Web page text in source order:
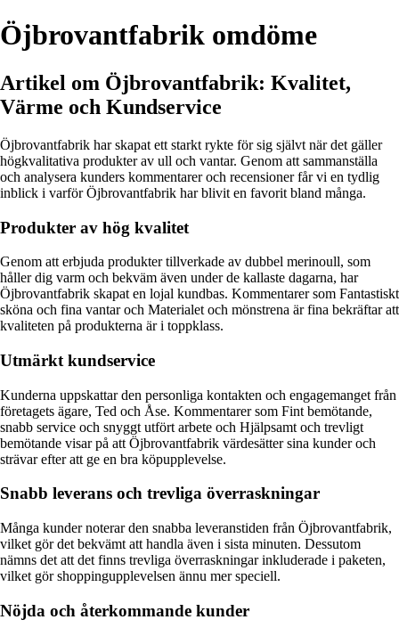
Öjbrovantfabrik omdöme
Artikel om Öjbrovantfabrik: Kvalitet,
Värme och Kundservice
Öjbrovantfabrik har skapat ett starkt rykte för sig självt när det gäller
högkvalitativa produkter av ull och vantar. Genom att sammanställa
och analysera kunders kommentarer och recensioner får vi en tydlig
inblick i varför Öjbrovantfabrik har blivit en favorit bland många.
Produkter av hög kvalitet
Genom att erbjuda produkter tillverkade av dubbel merinoull, som
håller dig varm och bekväm även under de kallaste dagarna, har
Öjbrovantfabrik skapat en lojal kundbas. Kommentarer som Fantastiskt
sköna och fina vantar och Materialet och mönstrena är fina bekräftar att
kvaliteten på produkterna är i toppklass.
Utmärkt kundservice
Kunderna uppskattar den personliga kontakten och engagemanget från
företagets ägare, Ted och Åse. Kommentarer som Fint bemötande,
snabb service och snyggt utfört arbete och Hjälpsamt och trevligt
bemötande visar på att Öjbrovantfabrik värdesätter sina kunder och
strävar efter att ge en bra köpupplevelse.
Snabb leverans och trevliga överraskningar
Många kunder noterar den snabba leveranstiden från Öjbrovantfabrik,
vilket gör det bekvämt att handla även i sista minuten. Dessutom
nämns det att det finns trevliga överraskningar inkluderade i paketen,
vilket gör shoppingupplevelsen ännu mer speciell.
Nöjda och återkommande kunder